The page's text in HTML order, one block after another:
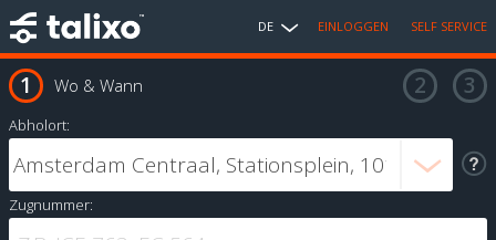
DE EINLOGGEN SELF SERVICE
Wo & Wann
Abholort:
Zugnummer: